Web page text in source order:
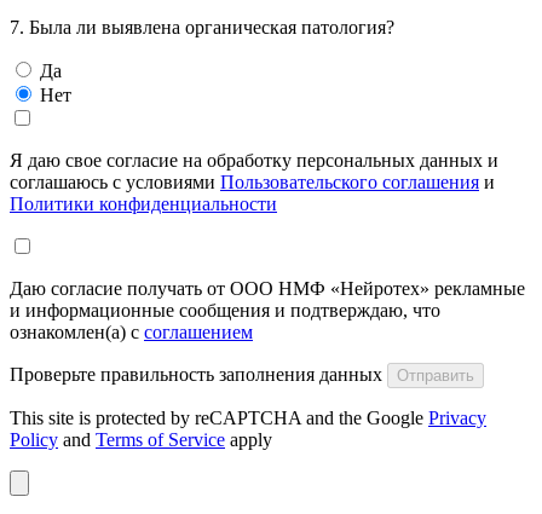
7. Была ли выявлена органическая патология?
Да
Нет
Я даю свое согласие на обработку персональных данных и
соглашаюсь с условиями Пользовательского соглашения и
Политики конфиденциальности
Даю согласие получать от ООО НМФ «Нейротех» рекламные
и информационные сообщения и подтверждаю, что
ознакомлен(а) с соглашением
Проверьте правильность заполнения данных Отправить
This site is protected by reCAPTCHA and the Google Privacy
Policy and Terms of Service apply